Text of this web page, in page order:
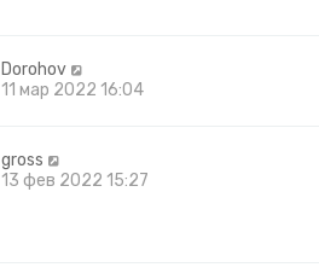
Dorohov
11 мар 2022 16:04
gross
13 фев 2022 15:27